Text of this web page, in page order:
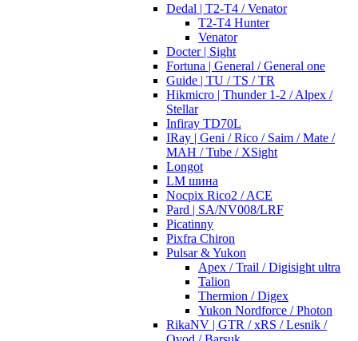
Dedal | T2-T4 / Venator
T2-T4 Hunter
Venator
Docter | Sight
Fortuna | General / General one
Guide | TU / TS / TR
Hikmicro | Thunder 1-2 / Alpex /
Stellar
Infiray TD70L
IRay | Geni / Rico / Saim / Mate /
MAH / Tube / XSight
Longot
LM шина
Nocpix Rico2 / ACE
Pard | SA/NV008/LRF
Picatinny
Pixfra Chiron
Pulsar & Yukon
Apex / Trail / Digisight ultra
Talion
Thermion / Digex
Yukon Nordforce / Photon
RikaNV | GTR / xRS / Lesnik /